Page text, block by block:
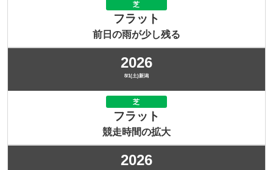
芝
フラット
前日の雨が少し残る
2026
8/1(土)新潟
芝
フラット
競走時間の拡大
2026